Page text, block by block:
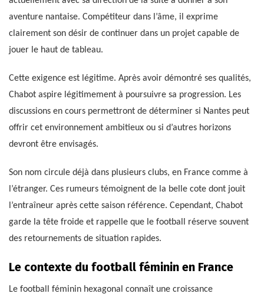
aventure nantaise. Compétiteur dans l’âme, il exprime
clairement son désir de continuer dans un projet capable de
jouer le haut de tableau.
Cette exigence est légitime. Après avoir démontré ses qualités,
Chabot aspire légitimement à poursuivre sa progression. Les
discussions en cours permettront de déterminer si Nantes peut
offrir cet environnement ambitieux ou si d’autres horizons
devront être envisagés.
Son nom circule déjà dans plusieurs clubs, en France comme à
l’étranger. Ces rumeurs témoignent de la belle cote dont jouit
l’entraîneur après cette saison référence. Cependant, Chabot
garde la tête froide et rappelle que le football réserve souvent
des retournements de situation rapides.
Le contexte du football féminin en France
Le football féminin hexagonal connaît une croissance